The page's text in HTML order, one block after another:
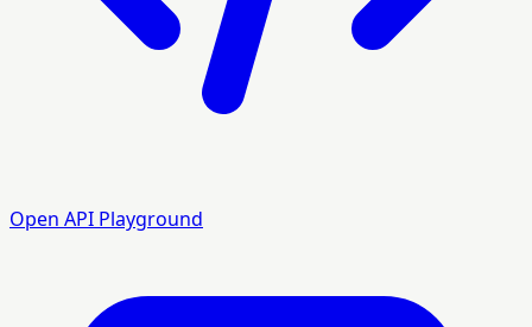
Open API Playground